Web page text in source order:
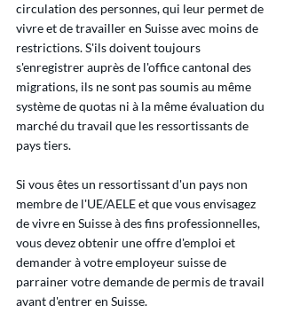
circulation des personnes, qui leur permet de
vivre et de travailler en Suisse avec moins de
restrictions. S'ils doivent toujours
s'enregistrer auprès de l'office cantonal des
migrations, ils ne sont pas soumis au même
système de quotas ni à la même évaluation du
marché du travail que les ressortissants de
pays tiers.
Si vous êtes un ressortissant d'un pays non
membre de l'UE/AELE et que vous envisagez
de vivre en Suisse à des fins professionnelles,
vous devez obtenir une offre d'emploi et
demander à votre employeur suisse de
parrainer votre demande de permis de travail
avant d'entrer en Suisse.